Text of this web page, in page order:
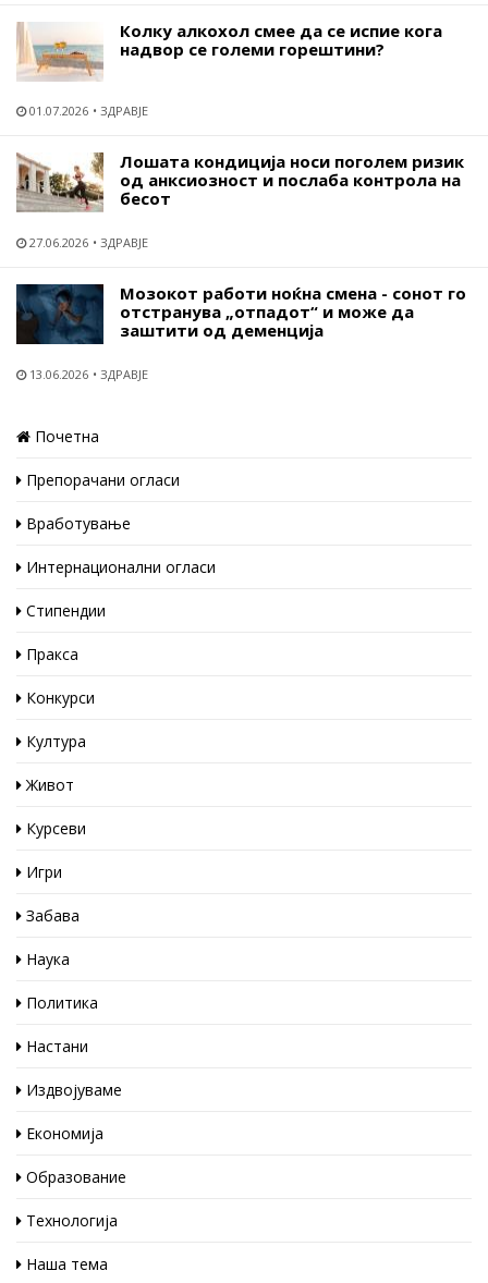
Колку алкохол смее да се испие кога
надвор се големи горештини?
01.07.2026 ЗДРАВЈЕ
Лошата кондиција носи поголем ризик
од анксиозност и послаба контрола на
бесот
27.06.2026 ЗДРАВЈЕ
Мозокот работи ноќна смена - сонот го
отстранува „отпадот“ и може да
заштити од деменција
13.06.2026 ЗДРАВЈЕ
Почетна
Препорачани огласи
Вработување
Интернационални огласи
Стипендии
Пракса
Конкурси
Култура
Живот
Курсеви
Игри
Забава
Наука
Политика
Настани
Издвојуваме
Економија
Образование
Технологија
Наша тема